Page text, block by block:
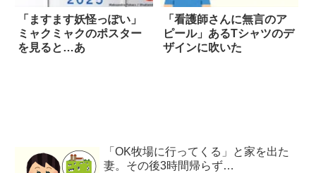
「ますます妖怪っぽい」
ミャクミャクのポスター
を見ると…あ
「看護師さんに無言のア
ピール」あるTシャツのデ
ザインに吹いた
「OK牧場に行ってくる」と家を出た
妻。その後3時間帰らず…